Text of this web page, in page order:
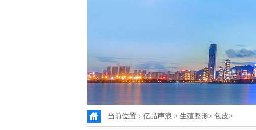
当前位置： 亿品声浪 > 生殖整形> 包皮>